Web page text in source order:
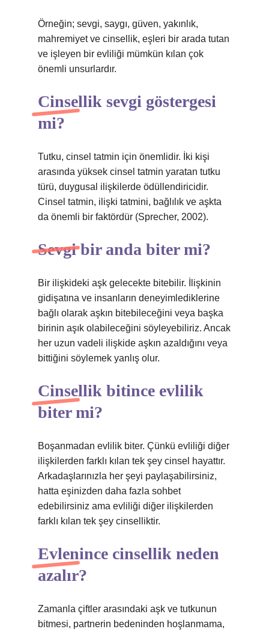
Örneğin; sevgi, saygı, güven, yakınlık,
mahremiyet ve cinsellik, eşleri bir arada tutan
ve işleyen bir evliliği mümkün kılan çok
önemli unsurlardır.
Cinsellik sevgi göstergesi
mi?
Tutku, cinsel tatmin için önemlidir. İki kişi
arasında yüksek cinsel tatmin yaratan tutku
türü, duygusal ilişkilerde ödüllendiricidir.
Cinsel tatmin, ilişki tatmini, bağlılık ve aşkta
da önemli bir faktördür (Sprecher, 2002).
Sevgi bir anda biter mi?
Bir ilişkideki aşk gelecekte bitebilir. İlişkinin
gidişatına ve insanların deneyimlediklerine
bağlı olarak aşkın bitebileceğini veya başka
birinin aşık olabileceğini söyleyebiliriz. Ancak
her uzun vadeli ilişkide aşkın azaldığını veya
bittiğini söylemek yanlış olur.
Cinsellik bitince evlilik
biter mi?
Boşanmadan evlilik biter. Çünkü evliliği diğer
ilişkilerden farklı kılan tek şey cinsel hayattır.
Arkadaşlarınızla her şeyi paylaşabilirsiniz,
hatta eşinizden daha fazla sohbet
edebilirsiniz ama evliliği diğer ilişkilerden
farklı kılan tek şey cinselliktir.
Evlenince cinsellik neden
azalır?
Zamanla çiftler arasındaki aşk ve tutkunun
bitmesi, partnerin bedeninden hoşlanmama,